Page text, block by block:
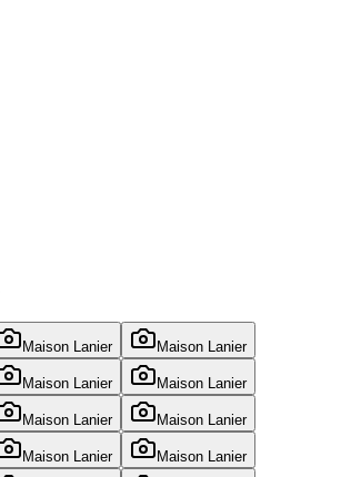
Maison Lanier Maison Lanier
Maison Lanier Maison Lanier
Maison Lanier Maison Lanier
Maison Lanier Maison Lanier